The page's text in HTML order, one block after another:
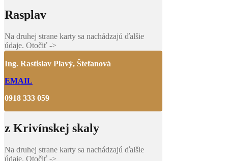
Rasplav
Na druhej strane karty sa nachádzajú ďalšie
údaje. Otočiť ->
Ing. Rastislav Plavý, Štefanová
EMAIL
0918 333 059
z Krivínskej skaly
Na druhej strane karty sa nachádzajú ďalšie
údaje. Otočiť ->